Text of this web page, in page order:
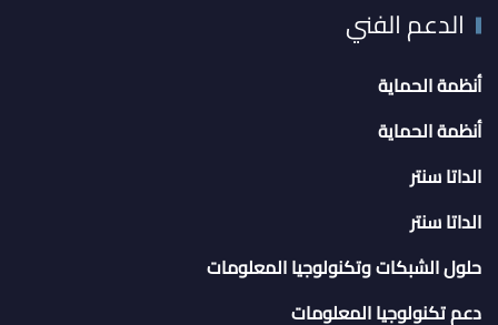
الدعم الفني
أنظمة الحماية
أنظمة الحماية
الداتا سنتر
الداتا سنتر
حلول الشبكات وتكنولوجيا المعلومات
دعم تكنولوجيا المعلومات